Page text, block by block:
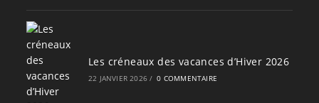
Les créneaux des vacances d’Hiver 2026
22 JANVIER 2026 / 0 COMMENTAIRE